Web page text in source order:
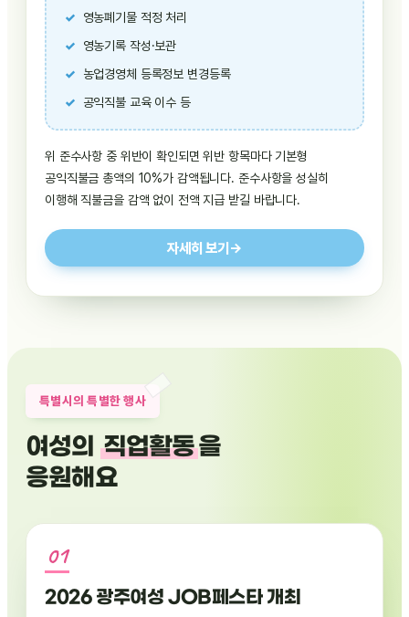
영농폐기물 적정 처리
영농기록 작성·보관
농업경영체 등록정보 변경등록
공익직불 교육 이수 등
위 준수사항 중 위반이 확인되면 위반 항목마다 기본형
공익직불금 총액의 10%가 감액됩니다. 준수사항을 성실히
이행해 직불금을 감액 없이 전액 지급 받길 바랍니다.
자세히 보기→
특별시의 특별한 행사
여성의 직업활동을
응원해요
2026 광주여성 JOB페스타 개최